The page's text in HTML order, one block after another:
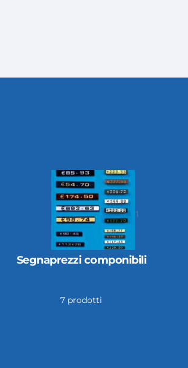
1
Cubi, tavolini, scalette e
45 prodotti